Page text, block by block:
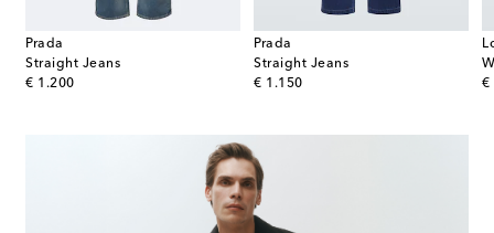
Prada
Straight Jeans
€ 1.200
original price
Prada
Straight Jeans
€ 1.150
original price
€